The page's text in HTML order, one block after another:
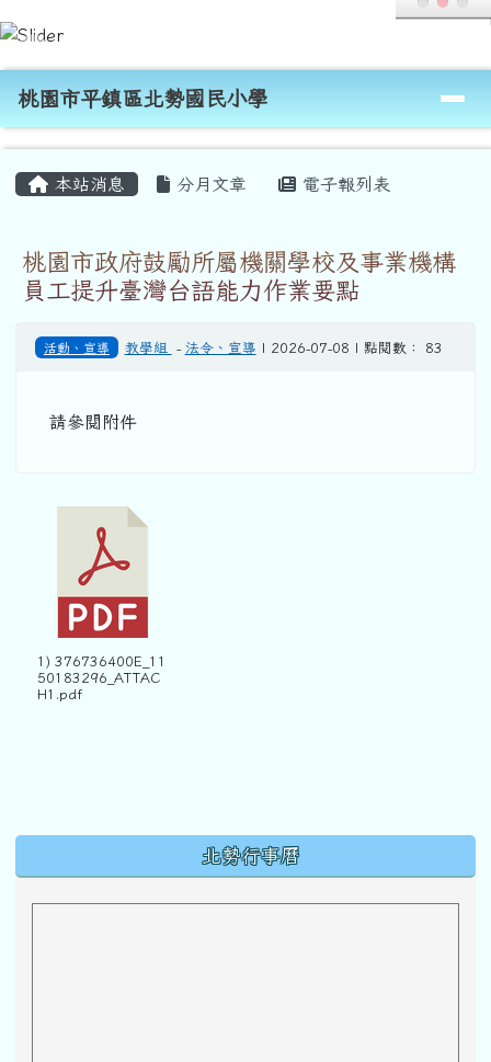
跳至主內容區
桃園市平鎮區北勢國民小學
導覽列
桃園市平鎮區北勢國民小學
本站消息 分月文章 電子報列表
桃園市政府鼓勵所屬機關學校及事業機構
員工提升臺灣台語能力作業要點
活動、宣導 教學組 - 法令、宣導 | 2026-07-08 | 點閱數： 83
請參閱附件
1) 376736400E_11
50183296_ATTAC
H1.pdf
北勢行事曆